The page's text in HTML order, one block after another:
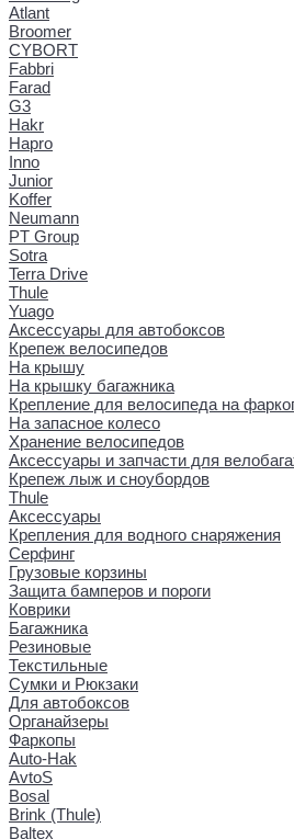
Atlant
Broomer
CYBORT
Fabbri
Farad
G3
Hakr
Hapro
Inno
Junior
Koffer
Neumann
PT Group
Sotra
Terra Drive
Thule
Yuago
Аксессуары для автобоксов
Крепеж велосипедов
На крышу
На крышку багажника
Крепление для велосипеда на
На запасное колесо
Хранение велосипедов
Аксессуары и запчасти для
Крепеж лыж и сноубордов
Thule
Аксессуары
Крепления для водного снаряжения
Серфинг
Грузовые корзины
Защита бамперов и пороги
Коврики
Багажника
Резиновые
Текстильные
Сумки и Рюкзаки
Для автобоксов
Органайзеры
Фаркопы
Auto-Hak
AvtoS
Bosal
Brink (Thule)
Baltex